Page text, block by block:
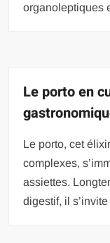
organoleptiques
Le porto en
Le porto, cet
complexes,
assiettes.
digestif, il